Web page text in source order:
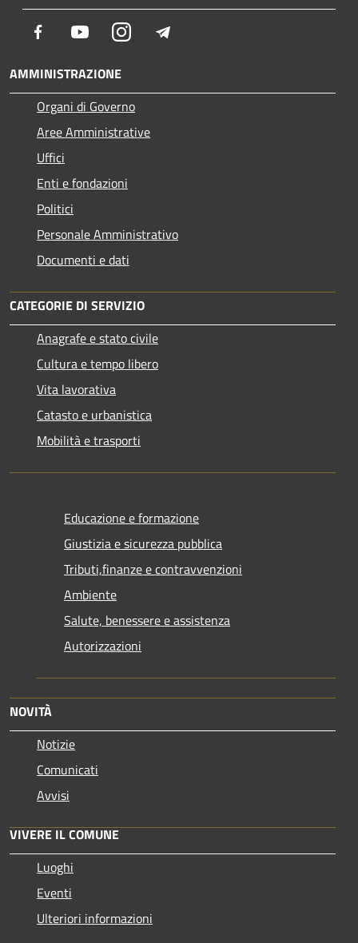
Facebook YoutubeInstagram
AMMINISTRAZIONE
Organi di Governo
Aree Amministrative
Uffici
Enti e fondazioni
Politici
Personale Amministrativo
Documenti e dati
CATEGORIE DI SERVIZIO
Anagrafe e stato civile
Cultura e tempo libero
Vita lavorativa
Catasto e urbanistica
Mobilità e trasporti
Educazione e formazione
Giustizia e sicurezza pubblica
Tributi,finanze e contravvenzioni
Ambiente
Salute, benessere e assistenza
Autorizzazioni
NOVITÀ
Notizie
Comunicati
Avvisi
VIVERE IL COMUNE
Luoghi
Eventi
Ulteriori informazioni